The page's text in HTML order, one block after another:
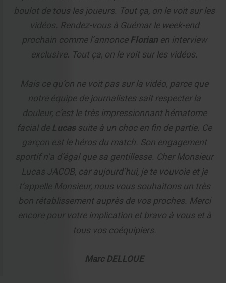
boulot de tous les joueurs. Tout ça, on le voit sur les
vidéos. Rendez-vous à Guémar le week-end
prochain comme l’annonce Florian en interview
exclusive. Tout ça, on le voit sur les vidéos.
Mais ce qu’on ne voit pas sur la vidéo, parce que
notre équipe de journalistes sait respecter la
douleur, c’est le très impressionnant hématome
facial de Lucassuite à un choc en fin de partie. Ce
garçon est le héros du match. Son engagement
sportif n’a d’égal que sa gentillesse. Cher Monsieur
Lucas JACOB, car aujourd’hui, je te vouvoie et je
t’appelle Monsieur, nous vous souhaitons un très
bon rétablissement auprès de vos proches. Merci
encore pour votre implication et bravo à vous et à
tous vos coéquipiers.
Marc DELLOUE